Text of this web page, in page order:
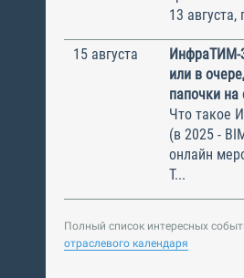
13
15 августа
ИнфраТИМ-
или в
папочки на
Что такое
(в 2025 -
онлайн
Т...
Полный список интересных
отраслевого календаря